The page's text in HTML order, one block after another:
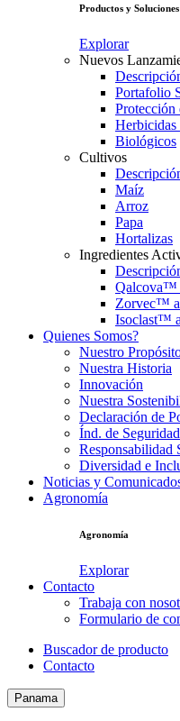
Productos y Soluciones
Explorar
Nuevos
Portafolio
Protección
Herbicidas
Biológicos
Cultivos
Maíz
Arroz
Papa
Hortalizas
Ingredientes
Qalcova™
Zorvec™
Isoclast™
Quienes Somos?
Nuestro
Nuestra Historia
Innovación
Nuestra
Declaración de
Índ. de
Responsabilidad
Diversidad e
Noticias y
Agronomía
Agronomía
Explorar
Contacto
Trabaja con
Formulario de
Buscador de producto
Contacto
Panama